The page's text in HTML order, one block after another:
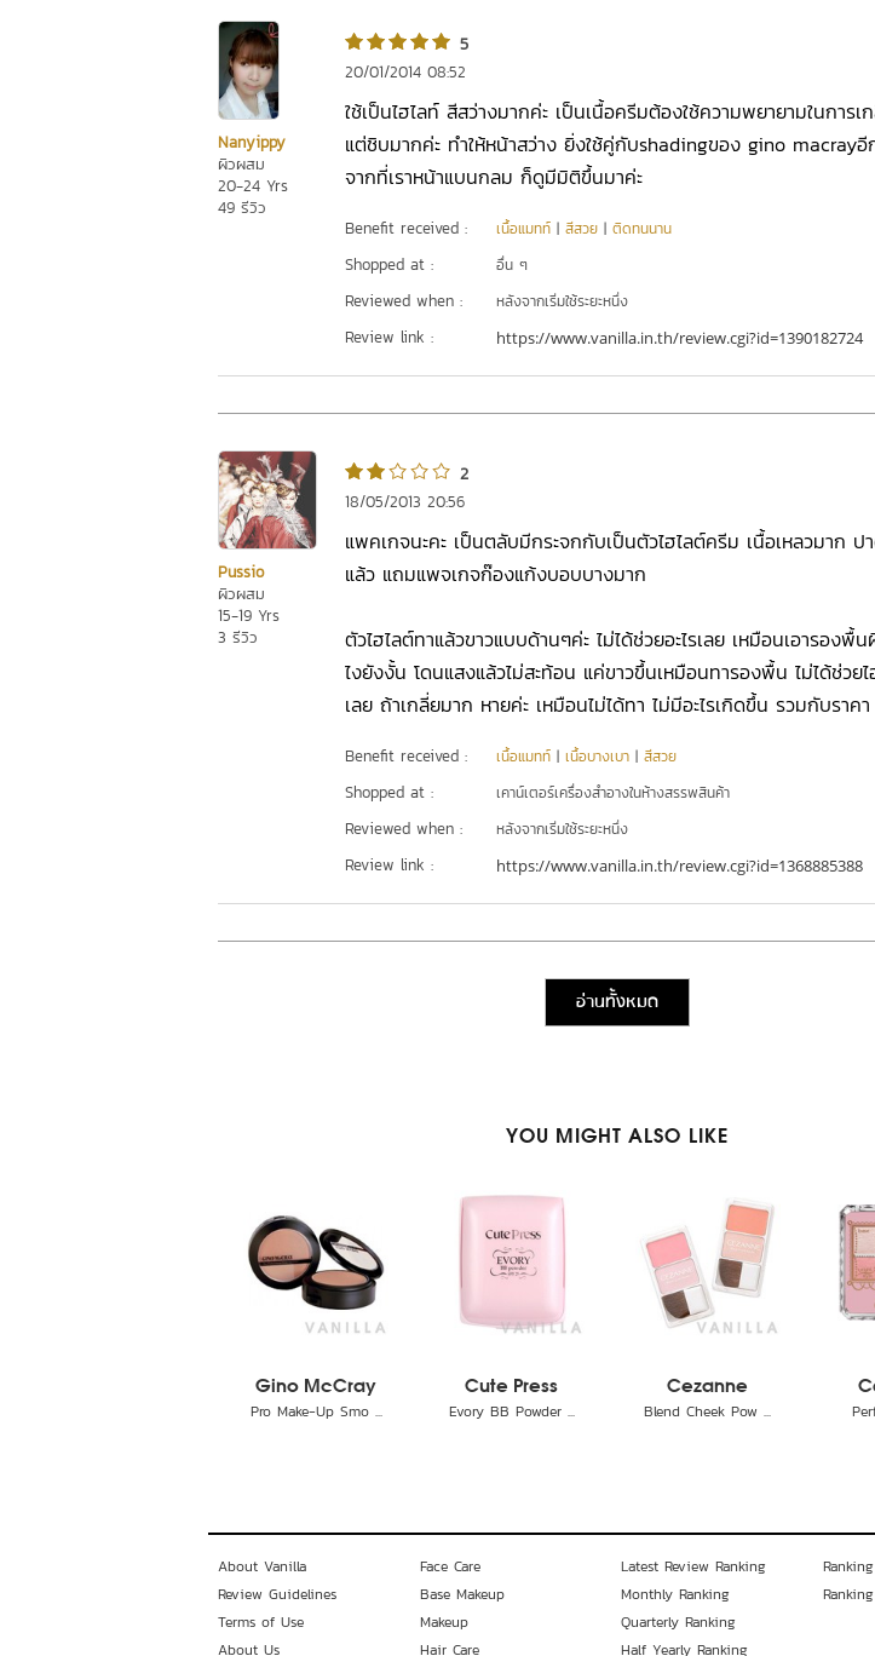
Nanyippy
ผิวผสม
20-24 Yrs
49 รีวิว
5
20/01/2014 08:52
ใช้เป็นไฮไลท์ สีสว่างมากค่ะ เป็นเนื้อครีมต้องใช้ความพยายามในการ
แต่ชิบมากค่ะ ทำให้หน้าสว่าง ยิ่งใช้คู่กับshadingของ gino macray
จากที่เราหน้าแบนกลม ก็ดูมีมิติขึ้นมาค่ะ
Benefit received : เนื้อแมทท์ | สีสวย | ติดทนนาน
Shopped at : อื่น ๆ
Reviewed when : หลังจากเริ่มใช้ระยะหนึ่ง
Review link : https://www.vanilla.in.th/review.cgi?id=1390182724
Pussio
ผิวผสม
15-19 Yrs
3 รีวิว
2
18/05/2013 20:56
แพคเกจนะคะ เป็นตลับมีกระจกกับเป็นตัวไฮไลต์ครีม เนื้อเหลวมาก ป
แล้ว แถมแพจเกจก๊องแก้งบอบบางมาก
ตัวไฮไลต์ทาแล้วขาวแบบด้านๆค่ะ ไม่ได้ช่วยอะไรเลย เหมือนเอารองพื้
ไงยังงั้น โดนแสงแล้วไม่สะท้อน แค่ขาวขึ้นเหมือนทารองพื้น ไม่ได้ช่วยไ
เลย ถ้าเกลี่ยมาก หายค่ะ เหมือนไม่ได้ทา ไม่มีอะไรเกิดขึ้น รวมกับราคา
Benefit received : เนื้อแมทท์ | เนื้อบางเบา | สีสวย
Shopped at : เคาน์เตอร์เครื่องสำอางในห้างสรรพสินค้า
Reviewed when : หลังจากเริ่มใช้ระยะหนึ่ง
Review link : https://www.vanilla.in.th/review.cgi?id=1368885388
อ่านทั้งหมด
YOU MIGHT ALSO LIKE
Gino McCray
Pro Make-Up Smo ...
Cute Press
Evory BB Powder ...
Cezanne
Blend Cheek Pow ...
About Vanilla
Review Guidelines
Terms of Use
About Us
Face Care
Base Makeup
Makeup
Hair Care
Latest Review Ranking
Monthly Ranking
Quarterly Ranking
Half Yearly Ranking